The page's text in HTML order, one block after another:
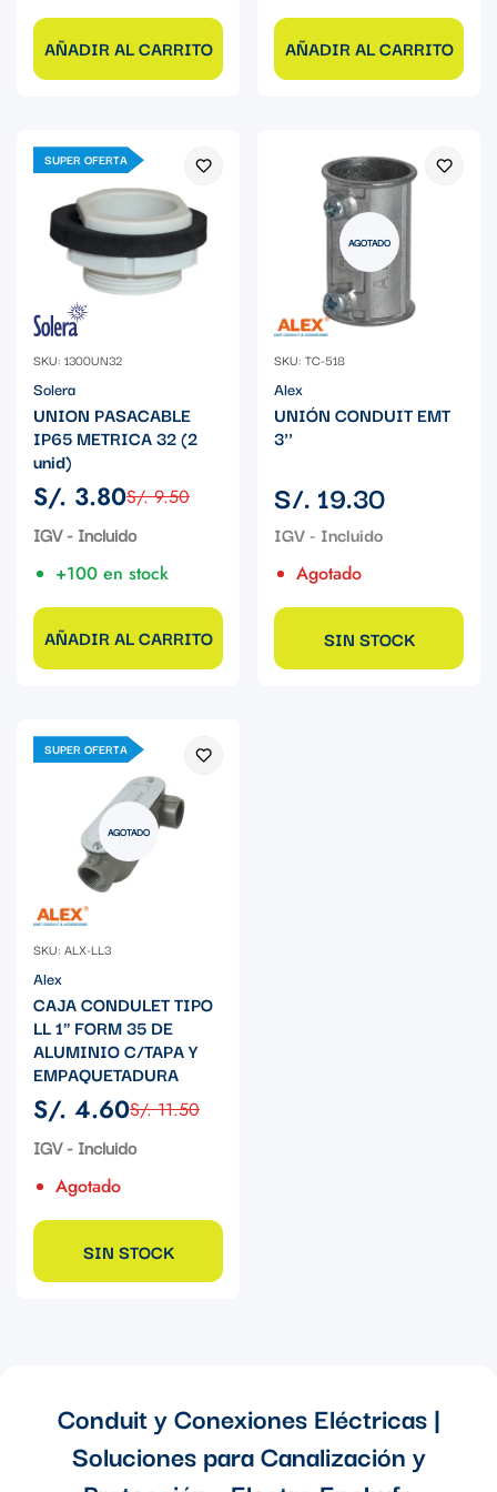
AÑADIR AL CARRITO AÑADIR AL CARRITO
SUPER OFERTA
SKU: 1300UN32
Solera
UNION PASACABLE
IP65 METRICA 32 (2
unid)
Precio
de
S/. 3.80
Precio
regular
S/. 9.50
IGV - Incluido
+100 en stock
AÑADIR AL CARRITO
AGOTADO
SKU: TC-518
Alex
UNIÓN CONDUIT EMT
3''
Precio
regular
S/. 19.30
Agotado
SIN STOCK
SUPER OFERTA
AGOTADO
SKU: ALX-LL3
Alex
CAJA CONDULET TIPO
LL 1" FORM 35 DE
ALUMINIO C/TAPA Y
EMPAQUETADURA
Precio
de
S/. 4.60
Precio
regular
S/. 11.50
IGV - Incluido
Agotado
SIN STOCK
Conduit y Conexiones Eléctricas |
Soluciones para Canalización y